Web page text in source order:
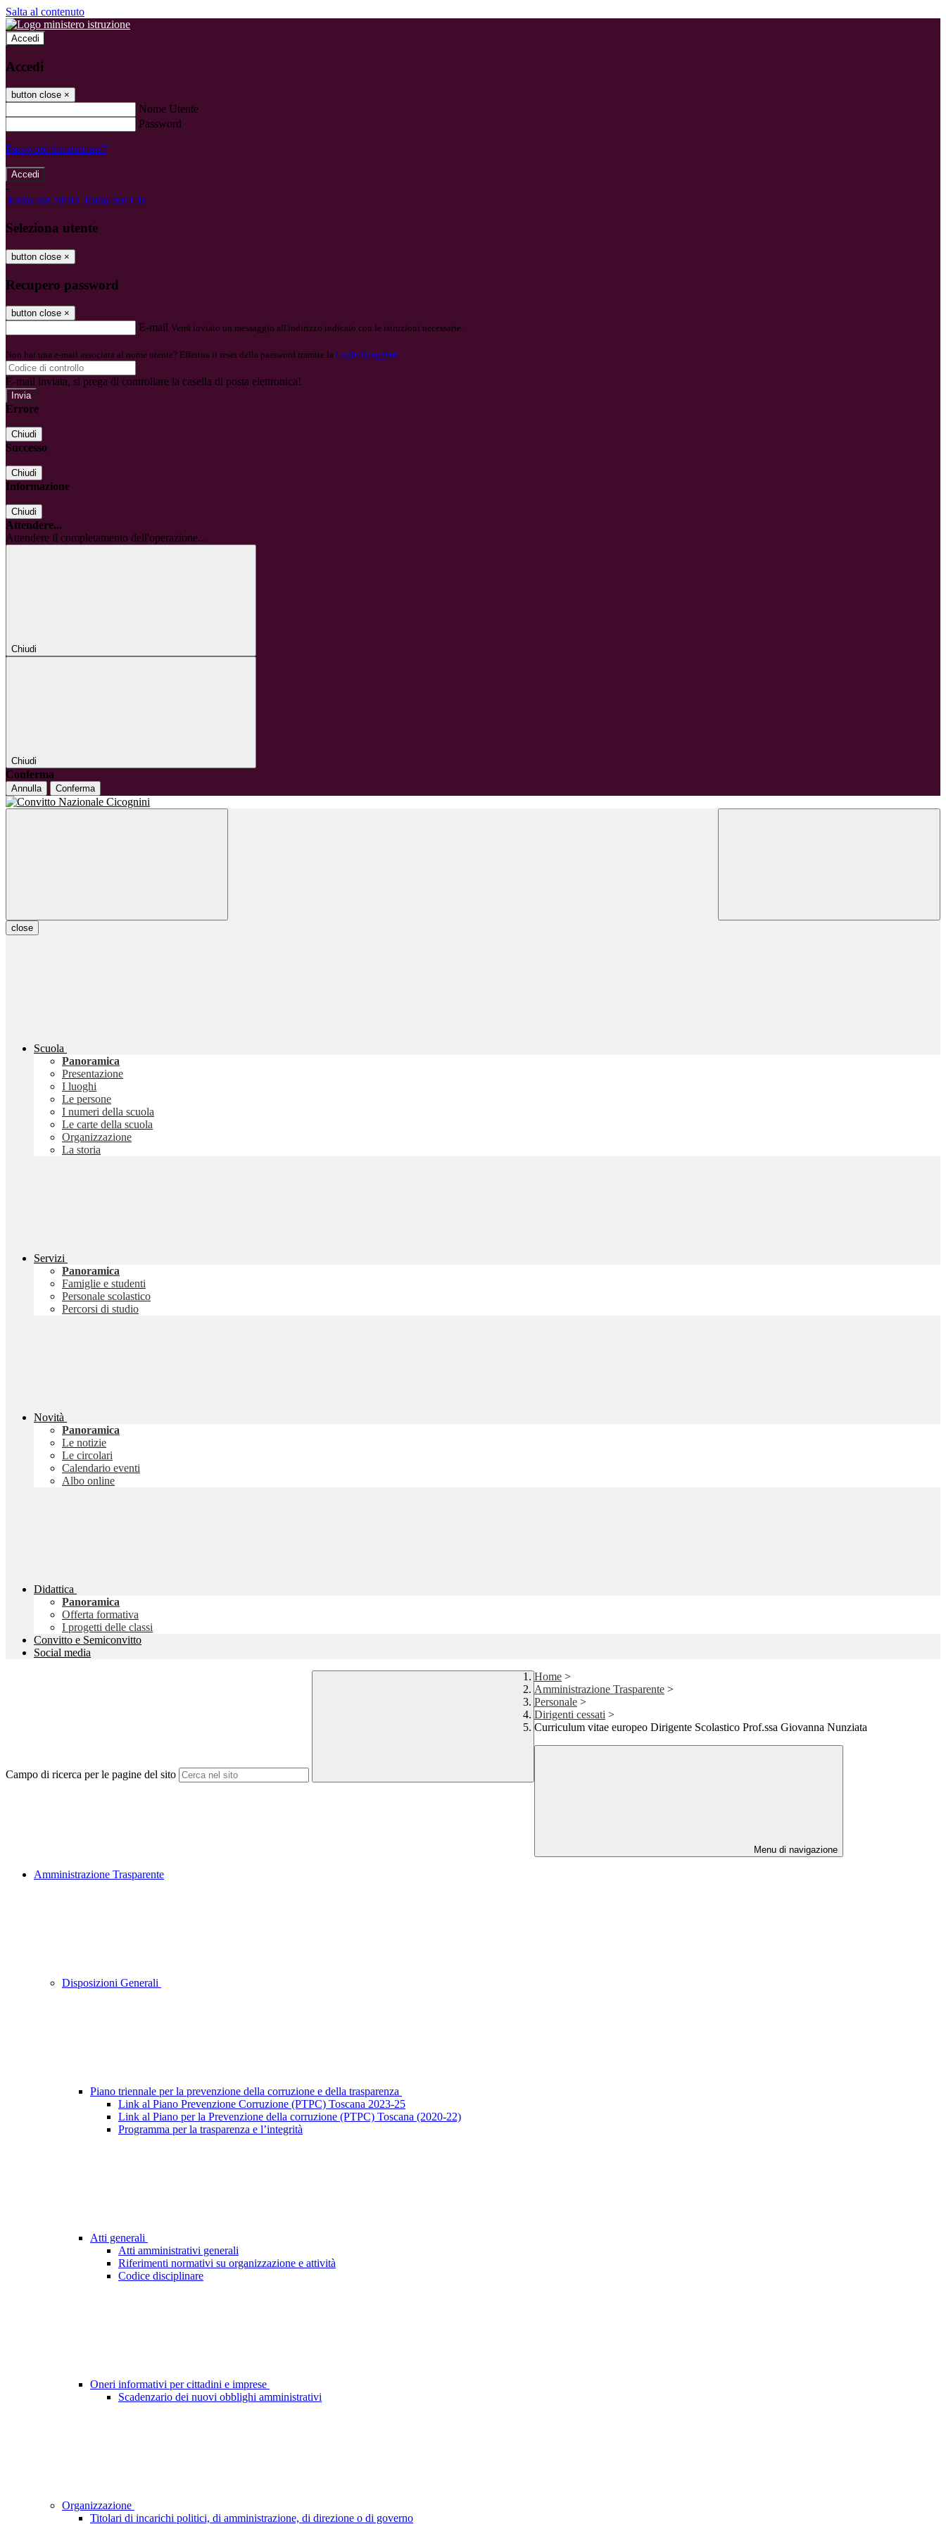
Salta al contenuto
Accedi
Accedi
button close ×
Nome Utente
Password
Password dimenticata?
-
Entra con SPID Entra con CIE
Seleziona utente
button close ×
Recupero password
button close ×
E-mail Verrà inviato un messaggio all'indirizzo indicato con le istruzioni necessarie.
Non hai una e-mail associata al nome utente? Effettua il reset della password tramite la Login Spaggiari
E-mail inviata, si prega di controllare la casella di posta elettronica!
Errore
Chiudi
Successo
Chiudi
Informazione
Chiudi
Attendere...
Attendere il completamento dell'operazione...
Chiudi
Chiudi
Conferma
Annulla Conferma
close
Scuola
Panoramica
Presentazione
I luoghi
Le persone
I numeri della scuola
Le carte della scuola
Organizzazione
La storia
Servizi
Panoramica
Famiglie e studenti
Personale scolastico
Percorsi di studio
Novità
Panoramica
Le notizie
Le circolari
Calendario eventi
Albo online
Didattica
Panoramica
Offerta formativa
I progetti delle classi
Convitto e Semiconvitto
Social media
Campo di ricerca per le pagine del sito
Home >
Amministrazione Trasparente >
Personale >
Dirigenti cessati >
Curriculum vitae europeo Dirigente Scolastico Prof.ssa Giovanna Nunziata
Menu di navigazione
Amministrazione Trasparente
Disposizioni Generali
Piano triennale per la prevenzione della corruzione e della trasparenza
Link al Piano Prevenzione Corruzione (PTPC) Toscana 2023-25
Link al Piano per la Prevenzione della corruzione (PTPC) Toscana (2020-22)
Programma per la trasparenza e l’integrità
Atti generali
Atti amministrativi generali
Riferimenti normativi su organizzazione e attività
Codice disciplinare
Oneri informativi per cittadini e imprese
Scadenzario dei nuovi obblighi amministrativi
Organizzazione
Titolari di incarichi politici, di amministrazione, di direzione o di governo